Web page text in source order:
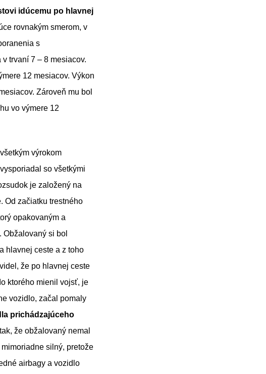
idúcemu po hlavnej
rovnakým smerom, v
s
trvaní 7 – 8 mesiacov.
12 mesiacov. Výkon
Zároveň mu bol
vo výmere 12
výrokom
so všetkými
je založený na
Od začiatku trestného
opakovaným a
si bol
hlavnej ceste a z toho
že po hlavnej ceste
ktorého mienil vojsť, je
vozidlo, začal pomaly
prichádzajúceho
tak, že obžalovaný nemal
silný, pretože
airbagy a vozidlo